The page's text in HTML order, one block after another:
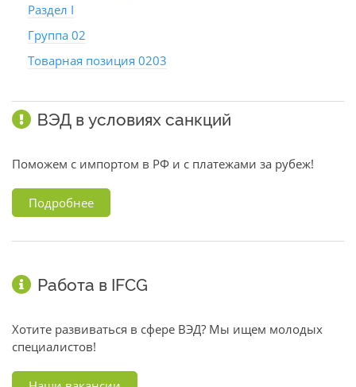
Раздел I
Группа 02
Товарная позиция 0203
ВЭД в условиях санкций
Поможем с импортом в РФ и с платежами за рубеж!
Подробнее
Работа в IFCG
Хотите развиваться в сфере ВЭД? Мы ищем молодых
специалистов!